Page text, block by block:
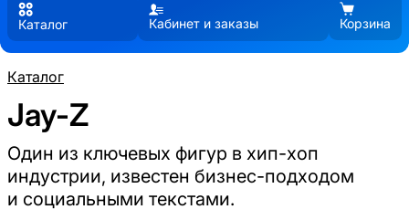
Каталог Кабинет и заказы Корзина
Каталог
Jay-Z
Один из ключевых фигур в хип-хоп
индустрии, известен бизнес-подходом
и социальными текстами.